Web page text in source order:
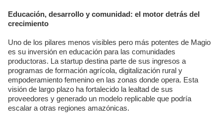
Educación, desarrollo y comunidad: el motor detrás del
crecimiento
Uno de los pilares menos visibles pero más potentes de Magio
es su inversión en educación para las comunidades
productoras. La startup destina parte de sus ingresos a
programas de formación agrícola, digitalización rural y
empoderamiento femenino en las zonas donde opera. Esta
visión de largo plazo ha fortalecido la lealtad de sus
proveedores y generado un modelo replicable que podría
escalar a otras regiones amazónicas.